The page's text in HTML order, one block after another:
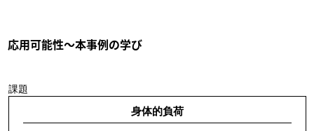
応用可能性～本事例の学び
課題
身体的負荷